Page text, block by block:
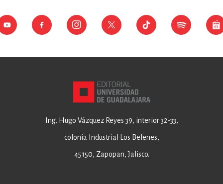
Ing. Hugo Vázquez Reyes 39, interior 32-33,
colonia Industrial Los Belenes,
45150, Zapopan, Jalisco.